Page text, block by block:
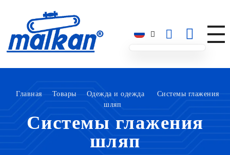
Главная Товары Одежда и одежда
Системы глажения
шляп
Системы глажения
шляп